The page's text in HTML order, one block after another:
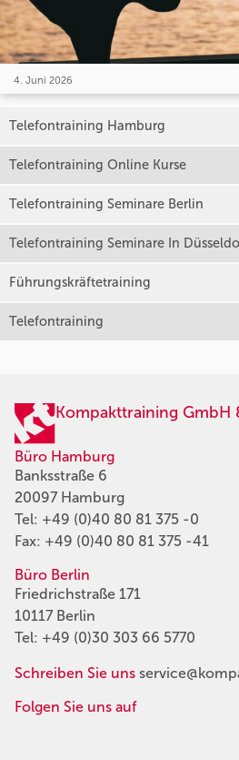
4. Juni 2026
Telefontraining Hamburg
Telefontraining Online Kurse
Telefontraining Seminare Berlin
Telefontraining Seminare In
Führungskräftetraining
Telefontraining
Kompakttraining GmbH
Büro Hamburg
Banksstraße 6
20097 Hamburg
Tel: +49 (0)40 80 81 375 -0
Fax: +49 (0)40 80 81 375 -41
Büro Berlin
Friedrichstraße 171
10117 Berlin
Tel: +49 (0)30 303 66 5770
Schreiben Sie uns
Folgen Sie uns auf